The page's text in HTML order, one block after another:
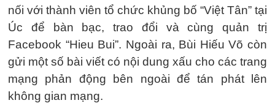
nối với thành viên tổ chức khủng bố “Việt Tân” tại
Úc để bàn bạc, trao đổi và cùng quản trị
Facebook “Hieu Bui”. Ngoài ra, Bùi Hiếu Võ còn
gửi một số bài viết có nội dung xấu cho các trang
mạng phản động bên ngoài để tán phát lên
không gian mạng.